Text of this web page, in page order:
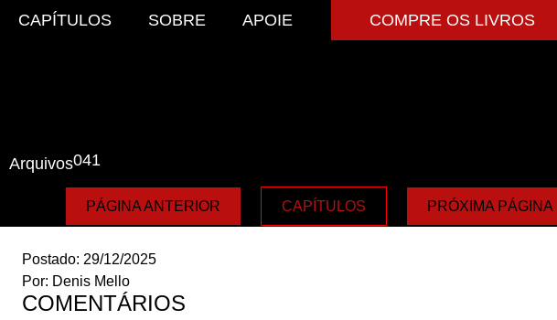
CAPÍTULOS SOBRE APOIE COMPRE OS LIVROS
Arquivos041
PÁGINA ANTERIOR CAPÍTULOS PRÓXIMA PÁGINA
Postado: 29/12/2025
Por: Denis Mello
COMENTÁRIOS